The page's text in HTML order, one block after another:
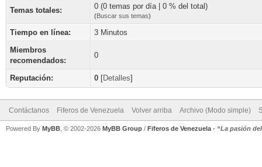
Temas totales: 0 (0 temas por día | 0 % del total)
(Buscar sus temas)
Tiempo en línea:
3 Minutos
Miembros
recomendados:
0
Reputación: 0 [Detalles]
Contáctanos Fiferos de Venezuela Volver arriba Archivo (Modo simple)
Powered By MyBB , © 2002-2026 MyBB Group / Fiferos de Venezuela - “La pasión